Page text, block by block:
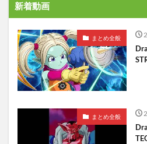
新着動画
まとめ全般
まとめ全般